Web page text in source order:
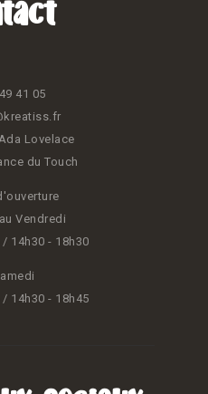
41 05
Lovelace
du Touch
Vendredi
14h30 - 18h30
14h30 - 18h45